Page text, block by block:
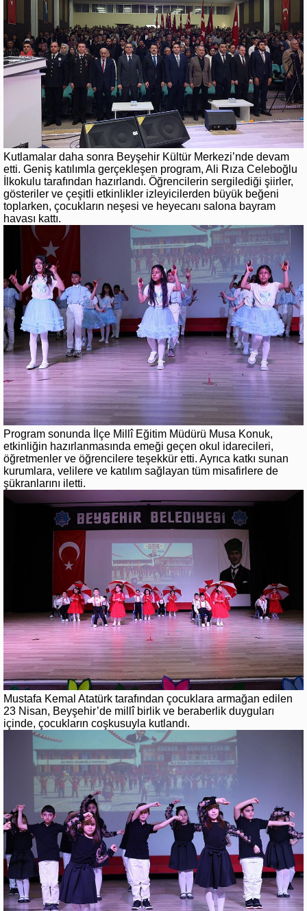
Kutlamalar daha sonra Beyşehir Kültür Merkezi’nde devam
etti. Geniş katılımla gerçekleşen program, Ali Rıza Celeboğlu
İlkokulu tarafından hazırlandı. Öğrencilerin sergilediği şiirler,
gösteriler ve çeşitli etkinlikler izleyicilerden büyük beğeni
toplarken, çocukların neşesi ve heyecanı salona bayram
havası kattı.
Program sonunda İlçe Millî Eğitim Müdürü Musa Konuk,
etkinliğin hazırlanmasında emeği geçen okul idarecileri,
öğretmenler ve öğrencilere teşekkür etti. Ayrıca katkı sunan
kurumlara, velilere ve katılım sağlayan tüm misafirlere de
şükranlarını iletti.
Mustafa Kemal Atatürk tarafından çocuklara armağan edilen
23 Nisan, Beyşehir’de millî birlik ve beraberlik duyguları
içinde, çocukların coşkusuyla kutlandı.